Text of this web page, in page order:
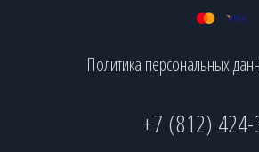
Политика персональных
+7 (812)